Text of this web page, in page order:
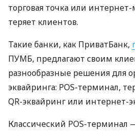
торговая точка или
теряет клиентов.
Такие банки, как ПриватБанк,
ПУМБ, предлагают своим
разнообразные решения для
эквайринга: POS-терминал,
QR-эквайринг или интернет-
Классический POS-терминал